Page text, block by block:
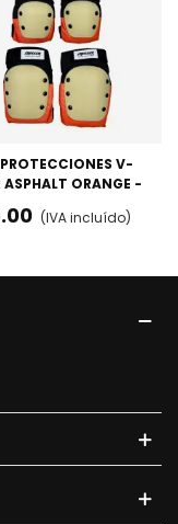
V-
ASPHALT ORANGE -
CODERAS Y
(IVA incluído)